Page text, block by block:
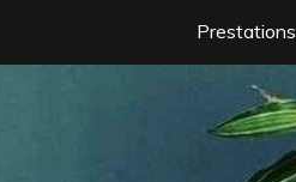
Prestations